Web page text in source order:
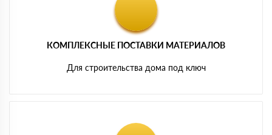
КОМПЛЕКСНЫЕ ПОСТАВКИ МАТЕРИАЛОВ
Для строительства дома под ключ